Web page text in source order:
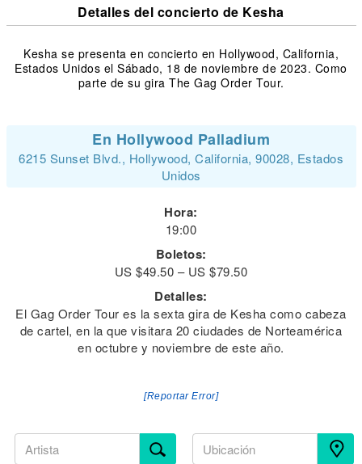
Detalles del concierto de Kesha
Kesha se presenta en concierto en Hollywood, California,
Estados Unidos el Sábado, 18 de noviembre de 2023. Como
parte de su gira The Gag Order Tour.
En Hollywood Palladium
6215 Sunset Blvd., Hollywood, California, 90028, Estados
Unidos
Hora:
19:00
Boletos:
US $49.50 – US $79.50
Detalles:
El Gag Order Tour es la sexta gira de Kesha como cabeza
de cartel, en la que visitara 20 ciudades de Norteamérica
en octubre y noviembre de este año.
[Reportar Error]